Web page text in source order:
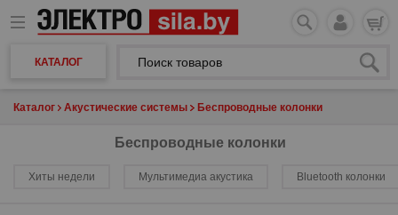
КАТАЛОГ
Каталог Акустические системы Беспроводные колонки
Беспроводные колонки
Хиты недели Мультимедиа акустика Bluetooth колонки